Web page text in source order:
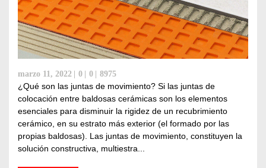
marzo 11, 2022 0 0 8975
¿Qué son las juntas de movimiento? Si las juntas de
colocación entre baldosas cerámicas son los elementos
esenciales para disminuir la rigidez de un recubrimiento
cerámico, en su estrato más exterior (el formado por las
propias baldosas). Las juntas de movimiento, constituyen la
solución constructiva, multiestra...